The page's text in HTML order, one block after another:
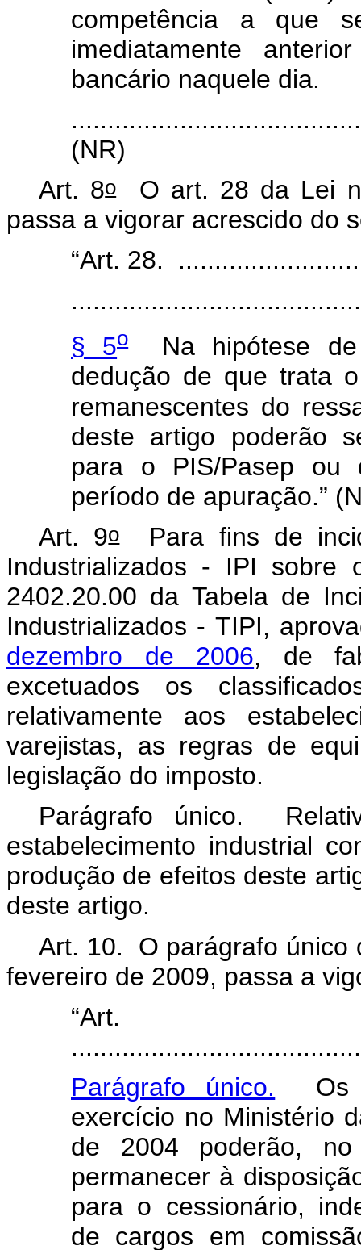
competência a que
imediatamente
bancário naquele dia.
(NR)
Art. 8oO art. 28 da Lei n
passa a vigorar acrescido do
“Art. 28.
§ 5oNa hipótese de
dedução de que trata
remanescentes do
deste artigo poderão
para o PIS/Pasep ou
período de apuração.”
Art. 9oPara fins de
Industrializados - IPI sobre
2402.20.00 da Tabela de
Industrializados - TIPI,
dezembro de 2006, de
excetuados os
relativamente aos
varejistas, as regras de
legislação do imposto.
Parágrafo único.
estabelecimento industrial
produção de efeitos deste
deste artigo.
Art. 10. O parágrafo único
fevereiro de 2009, passa a
Parágrafo único. Os
exercício no Ministério
de 2004 poderão, no
permanecer à
para o cessionário,
de cargos em